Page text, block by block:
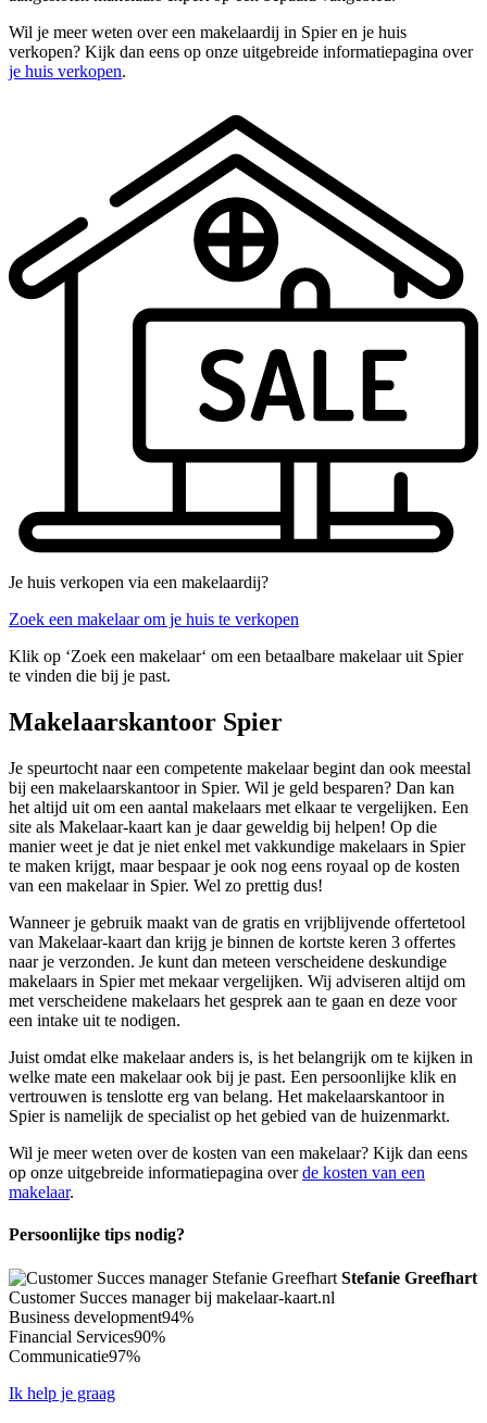
Wil je meer weten over een makelaardij in Spier en je huis
verkopen? Kijk dan eens op onze uitgebreide informatiepagina over
je huis verkopen.
Je huis verkopen via een makelaardij?
Zoek een makelaar om je huis te verkopen
Klik op ‘Zoek een makelaar‘ om een betaalbare makelaar uit Spier
te vinden die bij je past.
Makelaarskantoor Spier
Je speurtocht naar een competente makelaar begint dan ook meestal
bij een makelaarskantoor in Spier. Wil je geld besparen? Dan kan
het altijd uit om een aantal makelaars met elkaar te vergelijken. Een
site als Makelaar-kaart kan je daar geweldig bij helpen! Op die
manier weet je dat je niet enkel met vakkundige makelaars in Spier
te maken krijgt, maar bespaar je ook nog eens royaal op de kosten
van een makelaar in Spier. Wel zo prettig dus!
Wanneer je gebruik maakt van de gratis en vrijblijvende offertetool
van Makelaar-kaart dan krijg je binnen de kortste keren 3 offertes
naar je verzonden. Je kunt dan meteen verscheidene deskundige
makelaars in Spier met mekaar vergelijken. Wij adviseren altijd om
met verscheidene makelaars het gesprek aan te gaan en deze voor
een intake uit te nodigen.
Juist omdat elke makelaar anders is, is het belangrijk om te kijken in
welke mate een makelaar ook bij je past. Een persoonlijke klik en
vertrouwen is tenslotte erg van belang. Het makelaarskantoor in
Spier is namelijk de specialist op het gebied van de huizenmarkt.
Wil je meer weten over de kosten van een makelaar? Kijk dan eens
op onze uitgebreide informatiepagina overde kosten van een
makelaar.
Persoonlijke tips nodig?
Stefanie Greefhart
Customer Succes manager bij makelaar-kaart.nl
Business development94%
Financial Services90%
Communicatie97%
Ik help je graag